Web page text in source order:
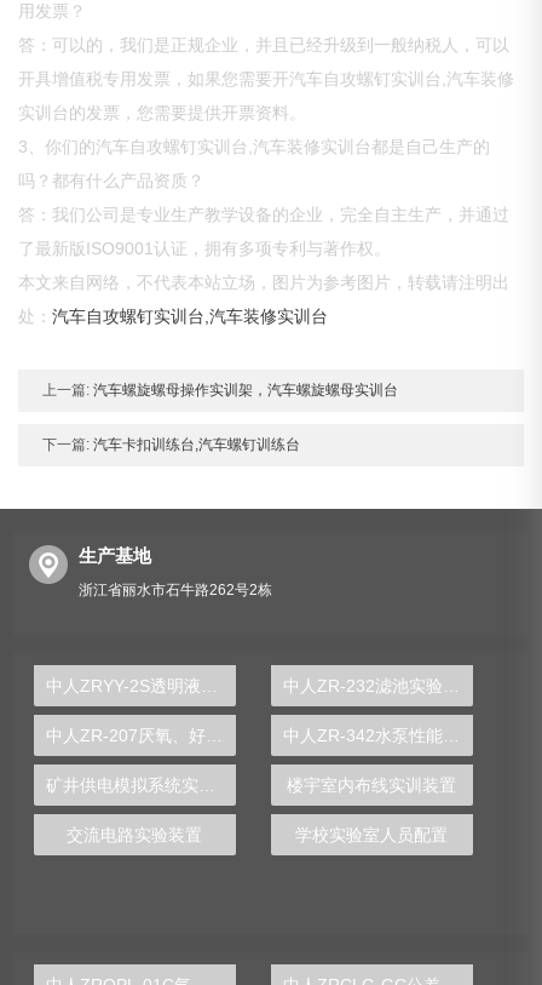
用发票？
答：可以的，我们是正规企业，并且已经升级到一般纳税人，可以
开具增值税专用发票，如果您需要开汽车自攻螺钉实训台,汽车装修
实训台的发票，您需要提供开票资料。
3、你们的汽车自攻螺钉实训台,汽车装修实训台都是自己生产的
吗？都有什么产品资质？
答：我们公司是专业生产教学设备的企业，完全自主生产，并通过
了最新版ISO9001认证，拥有多项专利与著作权。
本文来自网络，不代表本站立场，图片为参考图片，转载请注明出
处：汽车自攻螺钉实训台,汽车装修实训台
上一篇: 汽车螺旋螺母操作实训架，汽车螺旋螺母实训台
下一篇: 汽车卡扣训练台,汽车螺钉训练台
生产基地
浙江省丽水市石牛路262号2栋
楼宇室内布线实训装置
交流电路实验装置 学校实验室人员配置